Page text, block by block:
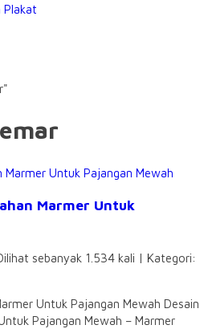
Plakat
Marmer Untuk
sebanyak 1.534 kali | Kategori:
Untuk Pajangan Mewah Desain
Pajangan Mewah – Marmer